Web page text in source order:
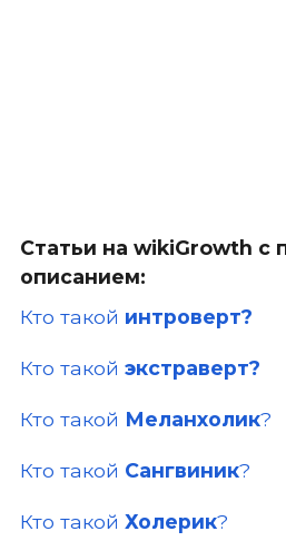
Статьи на wikiGrowth с
описанием:
Кто такой интроверт?
Кто такой экстраверт?
Кто такой Меланхолик?
Кто такой Сангвиник?
Кто такой Холерик?